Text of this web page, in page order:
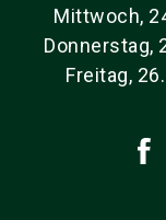
Mittwoch,
Donnerstag,
Freitag,